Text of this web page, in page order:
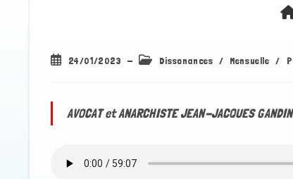
Publication
24/01/2023
Post Dissonances / Mensuelle /
AVOCAT et ANARCHISTE JEAN-JACQUES